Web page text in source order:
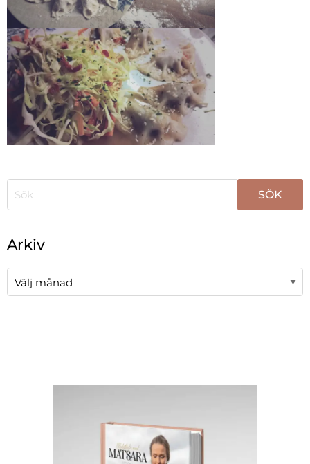
Arkiv